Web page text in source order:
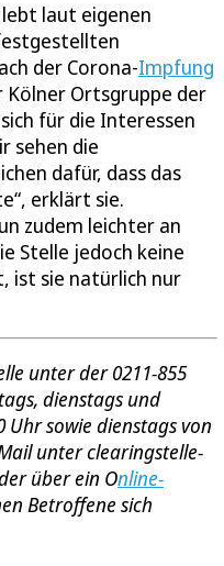
lebt laut eigenen
der Corona-Impfung
Kölner Ortsgruppe der
für die Interessen
sehen die
dafür, dass das
erklärt sie.
zudem leichter an
Stelle jedoch keine
ist sie natürlich nur
unter der 0211-855
dienstags und
Uhr sowie dienstags von
unter clearingstelle-
über ein Online-
Betroffene sich